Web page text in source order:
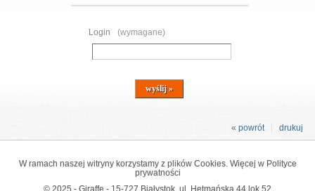
Login (wymagane)
drukuj
« powrót
W ramach naszej witryny korzystamy z plików Cookies. Więcej w Polityce
prywatności
© 2025 - Giraffe - 15-727 Białystok, ul. Hetmańska 44 lok 52